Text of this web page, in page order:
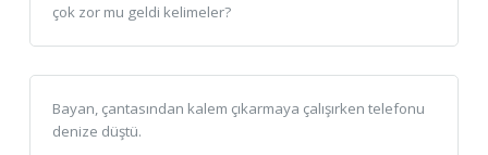
çok zor mu geldi kelimeler?
Bayan, çantasından kalem çıkarmaya çalışırken telefonu
denize düştü.